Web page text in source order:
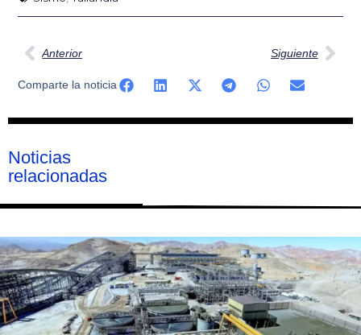
Ant
Anterior Siguiente
Comparte la noticia
Noticias
relacionadas
Página
Página
Página
Página
Página